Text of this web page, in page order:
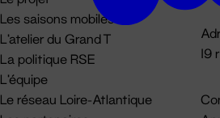
Les saisons mobiles
L'atelier du Grand T
La politique RSE
L'équipe
Le réseau Loire-Atlantique
19